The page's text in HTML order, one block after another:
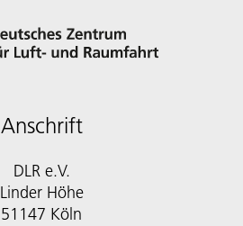
Anschrift
DLR e.V.
Linder Höhe
51147 Köln